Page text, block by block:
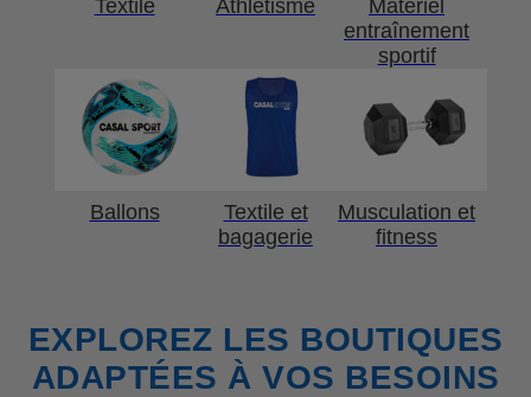
Textile Athlétisme
Matériel
entraînement
sportif
Ballons
Textile et
bagagerie
Musculation et
fitness
EXPLOREZ LES BOUTIQUES
ADAPTÉES À VOS BESOINS